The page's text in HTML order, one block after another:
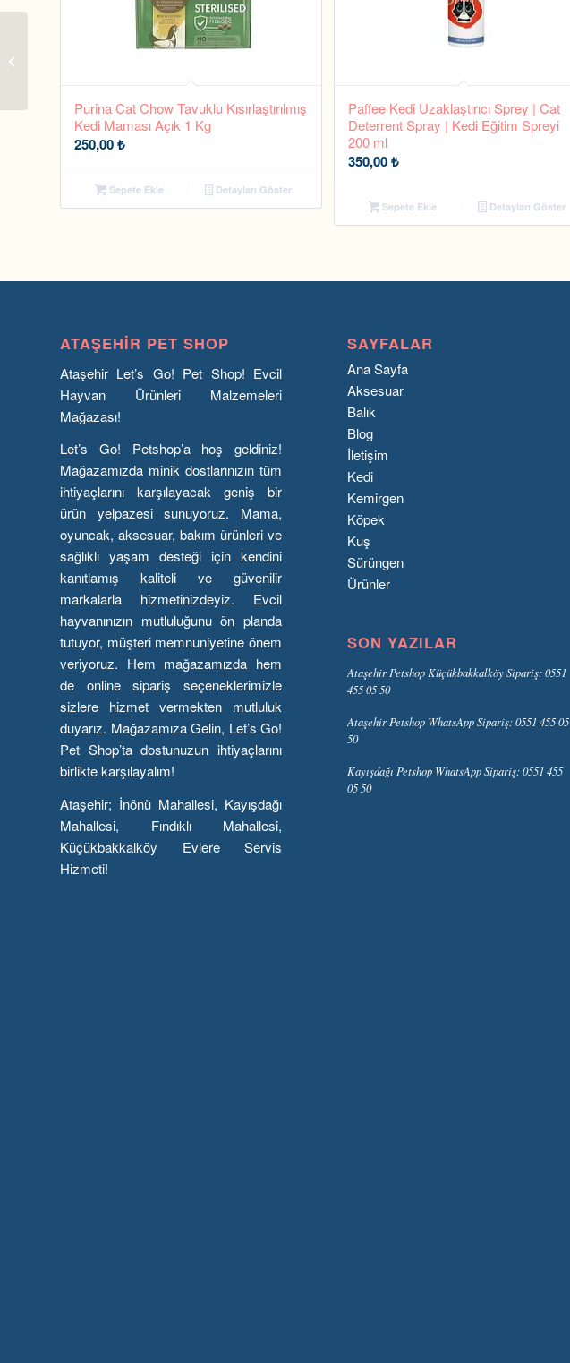
Purina Cat Chow Tavuklu Kısırlaştırılmış
Kedi Maması Açık 1 Kg
250,00₺
Sepete Ekle Detayları Göster
Paffee Kedi Uzaklaştırıcı Sprey | Cat
Deterrent Spray | Kedi Eğitim Spreyi
200 ml
350,00₺
Sepete Ekle Detayları Göster
ATAŞEHIR PET SHOP
Ataşehir Let’s Go! Pet Shop! Evcil
Hayvan Ürünleri Malzemeleri
Mağazası!
Let’s Go! Petshop’a hoş geldiniz!
Mağazamızda minik dostlarınızın tüm
ihtiyaçlarını karşılayacak geniş bir
ürün yelpazesi sunuyoruz. Mama,
oyuncak, aksesuar, bakım ürünleri ve
sağlıklı yaşam desteği için kendini
kanıtlamış kaliteli ve güvenilir
markalarla hizmetinizdeyiz. Evcil
hayvanınızın mutluluğunu ön planda
tutuyor, müşteri memnuniyetine önem
veriyoruz. Hem mağazamızda hem
de online sipariş seçeneklerimizle
sizlere hizmet vermekten mutluluk
duyarız. Mağazamıza Gelin, Let’s Go!
Pet Shop’ta dostunuzun ihtiyaçlarını
birlikte karşılayalım!
Ataşehir; İnönü Mahallesi, Kayışdağı
Mahallesi, Fındıklı Mahallesi,
Küçükbakkalköy Evlere Servis
Hizmeti!
SAYFALAR
Ana Sayfa
Aksesuar
Balık
Blog
İletişim
Kedi
Kemirgen
Köpek
Kuş
Sürüngen
Ürünler
SON YAZILAR
Ataşehir Petshop Küçükbakkalköy Sipariş: 0551
455 05 50
Ataşehir Petshop WhatsApp Sipariş: 0551 455 05
50
Kayışdağı Petshop WhatsApp Sipariş: 0551 455
05 50